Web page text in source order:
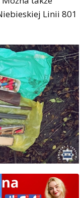
Linii 801